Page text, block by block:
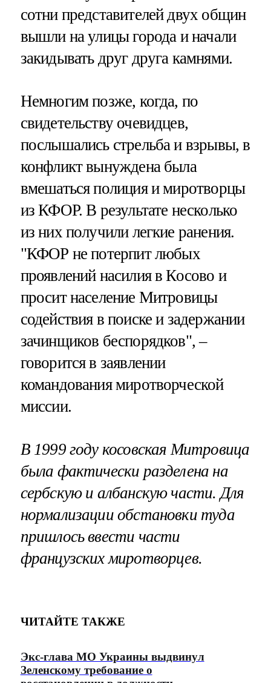
сотни представителей двух общин
вышли на улицы города и начали
закидывать друг друга камнями.
Немногим позже, когда, по
свидетельству очевидцев,
послышались стрельба и взрывы, в
конфликт вынуждена была
вмешаться полиция и миротворцы
из КФОР. В результате несколько
из них получили легкие ранения.
"КФОР не потерпит любых
проявлений насилия в Косово и
просит население Митровицы
содействия в поиске и задержании
зачинщиков беспорядков", –
говорится в заявлении
командования миротворческой
миссии.
В 1999 году косовская Митровица
была фактически разделена на
сербскую и албанскую части. Для
нормализации обстановки туда
пришлось ввести части
французских миротворцев.
ЧИТАЙТЕ ТАКЖЕ
Экс-глава МО Украины выдвинул
Зеленскому требование о